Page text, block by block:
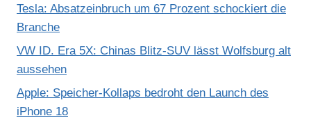
Tesla: Absatzeinbruch um 67 Prozent schockiert die
Branche
VW ID. Era 5X: Chinas Blitz-SUV lässt Wolfsburg alt
aussehen
Apple: Speicher-Kollaps bedroht den Launch des
iPhone 18